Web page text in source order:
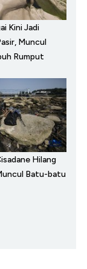
Kini Jadi
Muncul
Rumput
Hilang
Batu-batu